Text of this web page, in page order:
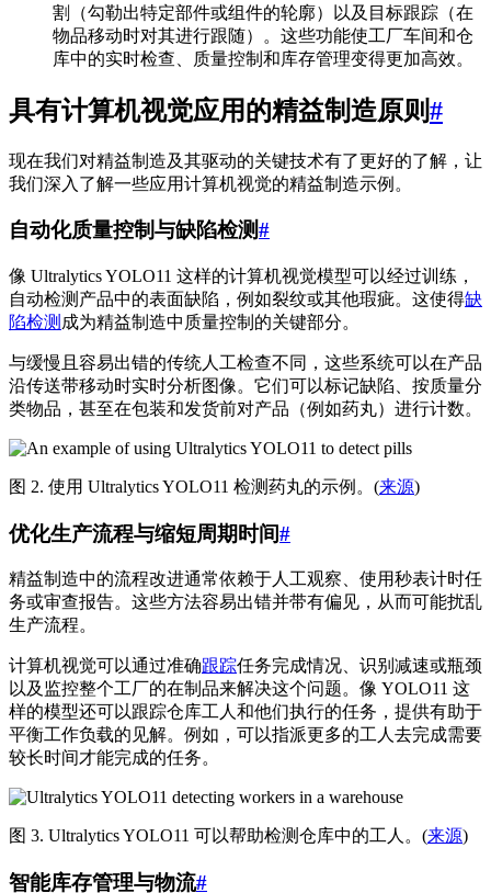
割（勾勒出特定部件或组件的轮廓）以及目标跟踪（在
物品移动时对其进行跟随）。这些功能使工厂车间和仓
库中的实时检查、质量控制和库存管理变得更加高效。
具有计算机视觉应用的精益制造原则#
现在我们对精益制造及其驱动的关键技术有了更好的了解，让
我们深入了解一些应用计算机视觉的精益制造示例。
自动化质量控制与缺陷检测#
像 Ultralytics YOLO11 这样的计算机视觉模型可以经过训练，
自动检测产品中的表面缺陷，例如裂纹或其他瑕疵。这使得缺
陷检测 成为精益制造中质量控制的关键部分。
与缓慢且容易出错的传统人工检查不同，这些系统可以在产品
沿传送带移动时实时分析图像。它们可以标记缺陷、按质量分
类物品，甚至在包装和发货前对产品（例如药丸）进行计数。
图 2. 使用 Ultralytics YOLO11 检测药丸的示例。(来源)
优化生产流程与缩短周期时间#
精益制造中的流程改进通常依赖于人工观察、使用秒表计时任
务或审查报告。这些方法容易出错并带有偏见，从而可能扰乱
生产流程。
计算机视觉可以通过准确跟踪任务完成情况、识别减速或瓶颈
以及监控整个工厂的在制品来解决这个问题。像 YOLO11 这
样的模型还可以跟踪仓库工人和他们执行的任务，提供有助于
平衡工作负载的见解。例如，可以指派更多的工人去完成需要
较长时间才能完成的任务。
图 3. Ultralytics YOLO11 可以帮助检测仓库中的工人。(来源)
智能库存管理与物流#